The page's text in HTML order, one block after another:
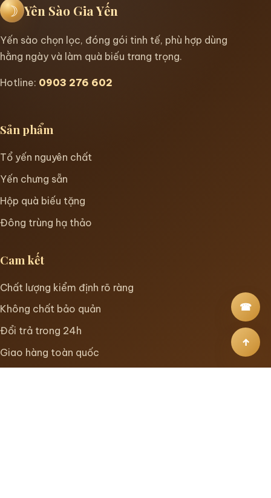
☽ Yên Sào Gia Yến
Yến sào chọn lọc, đóng gói tinh tế, phù hợp dùng
hằng ngày và làm quà biếu trang trọng.
Hotline: 0903 276 602
Sản phẩm
Tổ yến nguyên chất
Yến chưng sẵn
Hộp quà biếu tặng
Đông trùng hạ thảo
Cam kết
Chất lượng kiểm định rõ ràng
Không chất bảo quản
Đổi trả trong 24h
Giao hàng toàn quốc
☎
↑